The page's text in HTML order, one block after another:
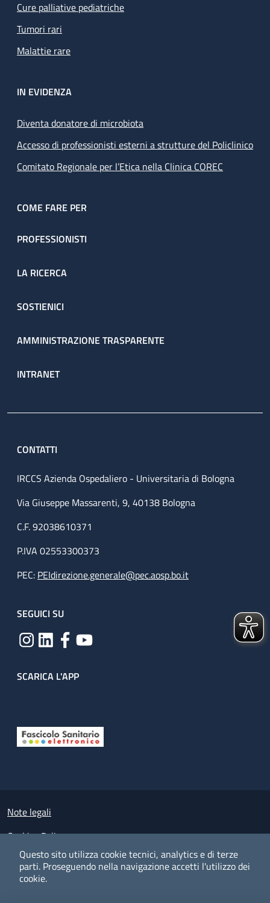
Questo sito utilizza cookie tecnici, analytics e di terze
parti. Proseguendo nella navigazione accetti l'utilizzo dei
cookie.
Cure palliative pediatriche
Tumori rari
Malattie rare
IN EVIDENZA
Diventa donatore di microbiota
Accesso di professionisti esterni a strutture del Policlinico
Comitato Regionale per l’Etica nella Clinica COREC
COME FARE PER
PROFESSIONISTI
LA RICERCA
SOSTIENICI
AMMINISTRAZIONE TRASPARENTE
INTRANET
CONTATTI
IRCCS Azienda Ospedaliero - Universitaria di Bologna
Via Giuseppe Massarenti, 9, 40138 Bologna
C.F. 92038610371
P.IVA 02553300373
PEC: PEIdirezione.generale@pec.aosp.bo.it
SEGUICI SU
SCARICA L'APP
Small prints
Note legali
Cookies Policy
Policy privacy e protezione del dato personale
Albo pretorio on-line